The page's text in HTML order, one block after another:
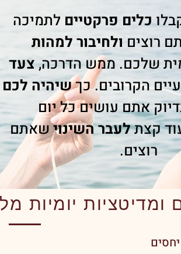
כלים פרקטיים לתמיכה
רוצים ולחיבור למהות
שלכם. ממש הדרכה,צעד
הקרובים.כךשיהיה לכם
אתם עושים כל יום
קצתלעבר השינוישאתם
רוצים.​​